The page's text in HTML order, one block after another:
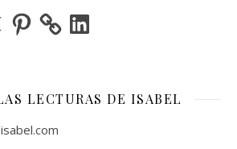
Pinterest LinkedIn
LECTURAS DE ISABEL